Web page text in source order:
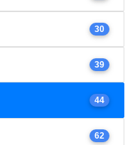
30
39
44
62